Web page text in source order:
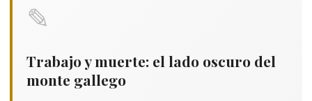
✎
Trabajo y muerte: el lado oscuro del
monte gallego